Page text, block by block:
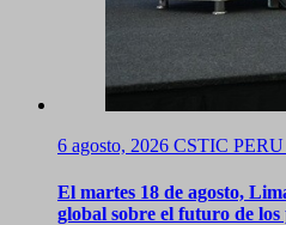
6 agosto, 2026 CSTIC PERU
El martes 18 de agosto,
global sobre el futuro de los